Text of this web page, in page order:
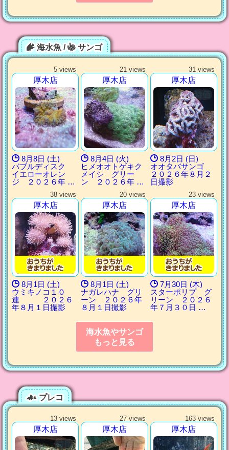
海水魚 / サンゴ
5 views
厚木店
8月8日 (土)
バブルディスク
イエローオレン
ジ ２０２６年 …
21 views
厚木店
8月4日 (火)
ヒメオオトゲキク
メイシ グリー
ン ２０２６年 …
31 views
厚木店
8月2日 (日)
オオタバサンゴ
２０２６年８月２
日撮影
38 views
厚木店
8月1日 (土)
ウミキノコ１０
連 ２０２６
年８月１日撮影
20 views
厚木店
8月1日 (土)
ナガレハナ グリ
ーン ２０２６年
８月１日撮影
23 views
厚木店
7月30日 (木)
スターポリプ グ
リーン ２０２６
年７月３０日 …
海水魚やサンゴ
もっと見る
プレコ
13 views
厚木店
27 views
厚木店
163 views
厚木店